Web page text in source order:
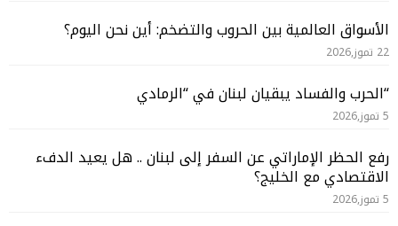
الأسواق العالمية بين الحروب والتضخم: أين نحن اليوم؟
22 تموز,2026
“الحرب والفساد يبقيان لبنان في “الرمادي
5 تموز,2026
رفع الحظر الإماراتي عن السفر إلى لبنان .. هل يعيد الدفء
الاقتصادي مع الخليج؟
5 تموز,2026